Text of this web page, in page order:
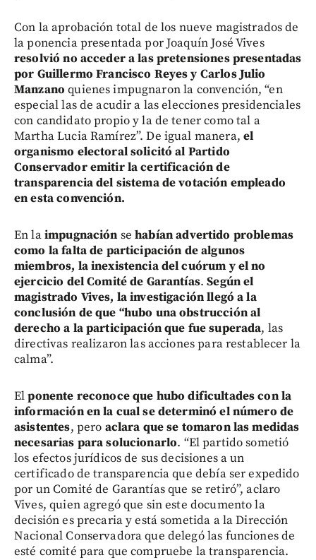
Con la aprobación total de los nueve magistrados de
la ponencia presentada por Joaquín José Vives
resolvió no acceder a las pretensiones presentadas
por Guillermo Francisco Reyes y Carlos Julio
Manzano quienes impugnaron la convención, “en
especial las de acudir a las elecciones presidenciales
con candidato propio y la de tener como tal a
Martha Lucia Ramírez”. De igual manera, el
organismo electoral solicitó al Partido
Conservador emitir la certificación de
transparencia del sistema de votación empleado
en esta convención.
En laimpugnación se habían advertido problemas
como la falta de participación de algunos
miembros, la inexistencia del cuórum y el no
ejercicio del Comité de Garantías.Según el
magistrado Vives, la investigación llegó a la
conclusión de que “hubo una obstrucción al
derecho a la participación que fue superada, las
directivas realizaron las acciones para restablecer la
calma”.
Elponente reconoce que hubo dificultades con la
información en la cual se determinó el número de
asistentes, pero aclara que se tomaron las medidas
necesarias para solucionarlo. “El partido sometió
los efectos jurídicos de sus decisiones a un
certificado de transparencia que debía ser expedido
por un Comité de Garantías que se retiró”, aclaro
Vives, quien agregó que sin este documento la
decisión es precaria y está sometida a la Dirección
Nacional Conservadora que delegó las funciones de
esté comité para que compruebe la transparencia.